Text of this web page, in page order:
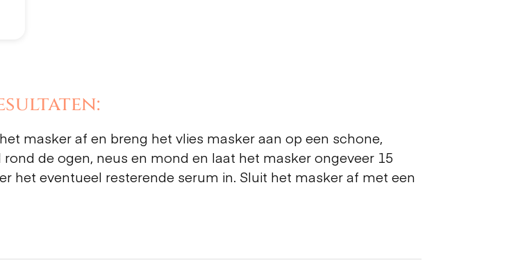
masker af en breng het vlies masker aan op een schone,
de ogen, neus en mond en laat het masker ongeveer 15
het eventueel resterende serum in. Sluit het masker af met een